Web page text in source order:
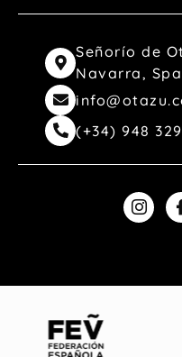
Señorío de
Navarra,
(+34) 948